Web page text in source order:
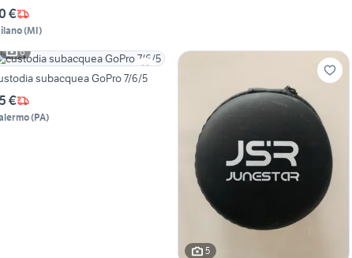
€
(MI)
6
subacquea GoPro 7/6/5
€
(PA)
5